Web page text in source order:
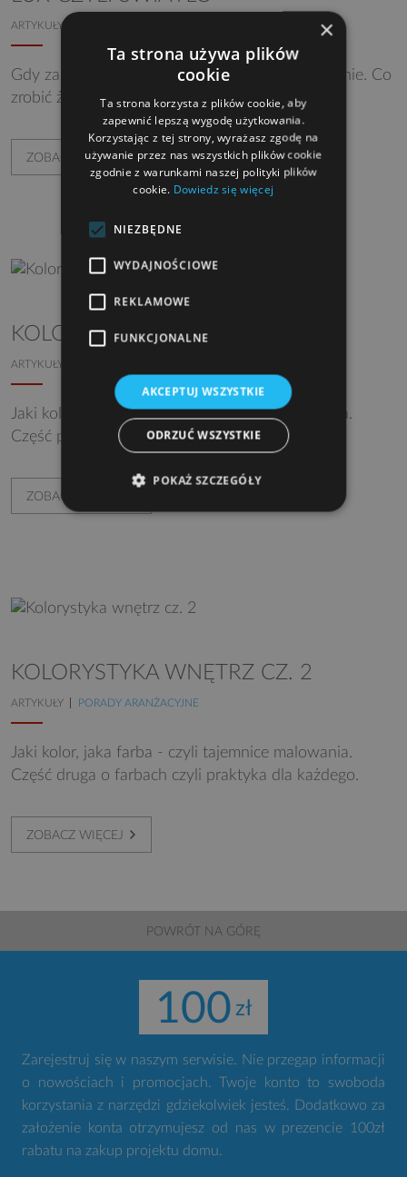
ARTYKUŁY
Gdy zapada zmrok trzeba wykorzystać oświetlenie. Co
zrobić żeby czuć się w nim dobrze?
ZOBACZ WIĘCEJ
KOLORYSTYKA WNĘTRZ CZ. 1
ARTYKUŁY
Jaki kolor, jaka farba - czyli tajemnice malowania.
Część pierwsza o kolorach czyli zamiast wstępu.
ZOBACZ WIĘCEJ
KOLORYSTYKA WNĘTRZ CZ. 2
ARTYKUŁY PORADY ARANŻACYJNE
Jaki kolor, jaka farba - czyli tajemnice malowania.
Część druga o farbach czyli praktyka dla każdego.
ZOBACZ WIĘCEJ
POWRÓT NA GÓRĘ
100
Zarejestruj się w naszym serwisie. Nie przegap informacji
o nowościach i promocjach. Twoje konto to swoboda
korzystania z narzędzi gdziekolwiek jesteś. Dodatkowo za
założenie konta otrzymujesz od nas w prezencie 100zł
rabatu na zakup projektu domu.
×
Ta strona używa plików
cookie
Ta strona korzysta z plików cookie, aby
zapewnić lepszą wygodę użytkowania.
Korzystając z tej strony, wyrażasz zgodę na
używanie przez nas wszystkich plików cookie
zgodnie z warunkami naszej polityki plików
cookie. Dowiedz się więcej
NIEZBĘDNE
WYDAJNOŚCIOWE
REKLAMOWE
FUNKCJONALNE
AKCEPTUJ WSZYSTKIE
ODRZUĆ WSZYSTKIE
POKAŻ SZCZEGÓŁY